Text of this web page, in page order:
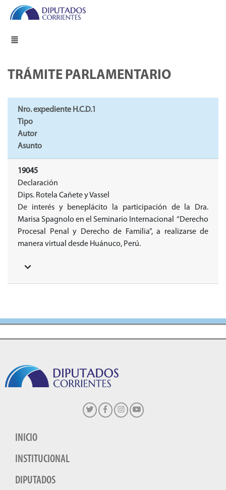
TRÁMITE PARLAMENTARIO
Nro. expediente H.C.D.1
Tipo
Autor
Asunto
19045
Declaración
Dips. Rotela Cañete y Vassel
De interés y beneplácito la participación de la Dra.
Marisa Spagnolo en el Seminario Internacional “Derecho
Procesal Penal y Derecho de Familia”, a realizarse de
manera virtual desde Huánuco, Perú.
INICIO
INSTITUCIONAL
DIPUTADOS